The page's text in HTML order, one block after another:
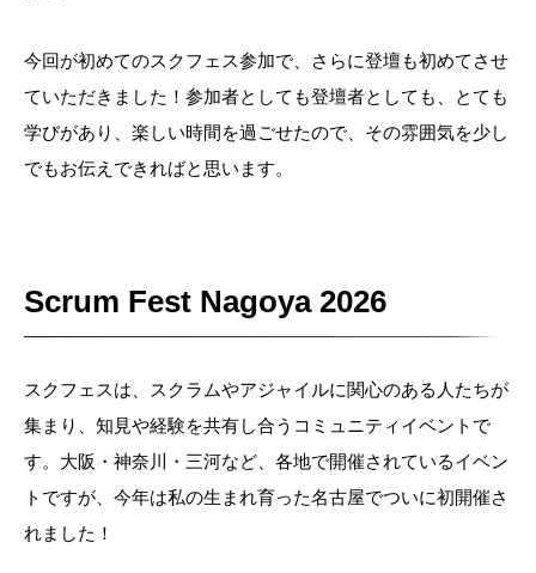
今回が初めてのスクフェス参加で、さらに登壇も初めてさせ
ていただきました！参加者としても登壇者としても、とても
学びがあり、楽しい時間を過ごせたので、その雰囲気を少し
でもお伝えできればと思います。
Scrum Fest Nagoya 2026
スクフェスは、スクラムやアジャイルに関心のある人たちが
集まり、知見や経験を共有し合うコミュニティイベントで
す。大阪・神奈川・三河など、各地で開催されているイベン
トですが、今年は私の生まれ育った名古屋でついに初開催さ
れました！